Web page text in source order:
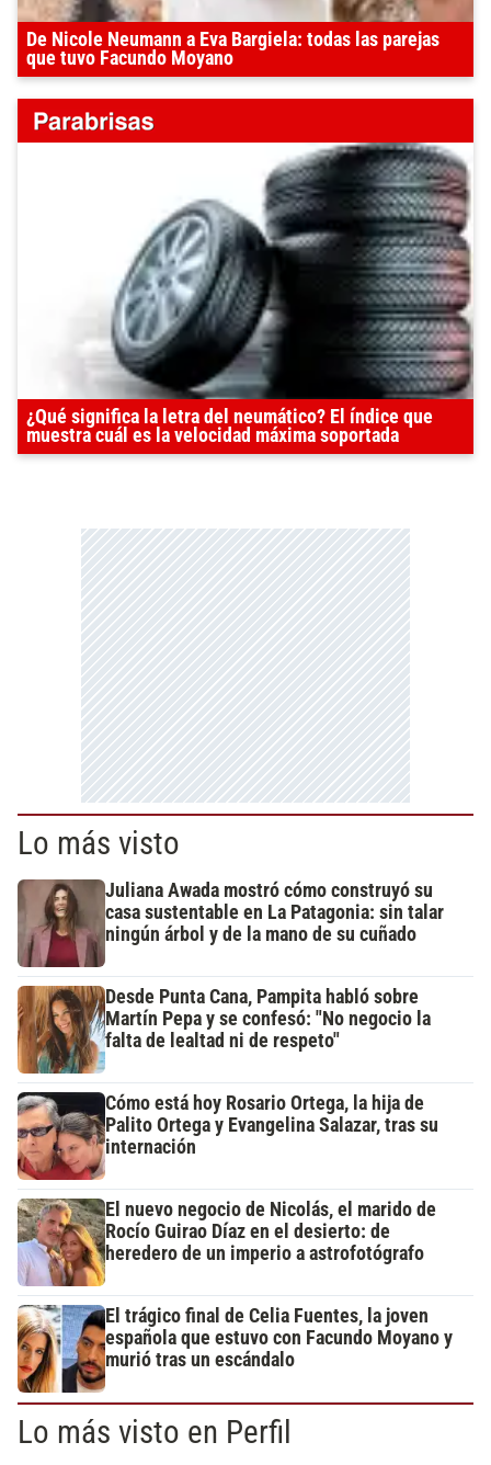
De Nicole Neumann a Eva Bargiela: todas las parejas
que tuvo Facundo Moyano
¿Qué significa la letra del neumático? El índice que
muestra cuál es la velocidad máxima soportada
Lo más visto
Juliana Awada mostró cómo construyó su
casa sustentable en La Patagonia: sin talar
ningún árbol y de la mano de su cuñado
Desde Punta Cana, Pampita habló sobre
Martín Pepa y se confesó: "No negocio la
falta de lealtad ni de respeto"
Cómo está hoy Rosario Ortega, la hija de
Palito Ortega y Evangelina Salazar, tras su
internación
El nuevo negocio de Nicolás, el marido de
Rocío Guirao Díaz en el desierto: de
heredero de un imperio a astrofotógrafo
El trágico final de Celia Fuentes, la joven
española que estuvo con Facundo Moyano y
murió tras un escándalo
Lo más visto en Perfil